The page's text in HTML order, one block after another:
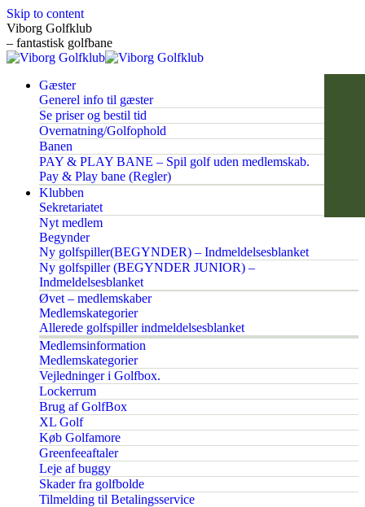
Skip to content
Viborg Golfklub
– fantastisk golfbane
Gæster
Generel info til gæster
Se priser og bestil tid
Overnatning/Golfophold
Banen
PAY & PLAY BANE – Spil golf uden medlemskab.
Pay & Play bane (Regler)
Klubben
Sekretariatet
Nyt medlem
Begynder
Ny golfspiller(BEGYNDER) – Indmeldelsesblanket
Ny golfspiller (BEGYNDER JUNIOR) –
Indmeldelsesblanket
Øvet – medlemskaber
Medlemskategorier
Allerede golfspiller indmeldelsesblanket
Medlemsinformation
Medlemskategorier
Vejledninger i Golfbox.
Lockerrum
Brug af GolfBox
XL Golf
Køb Golfamore
Greenfeeaftaler
Leje af buggy
Skader fra golfbolde
Tilmelding til Betalingsservice